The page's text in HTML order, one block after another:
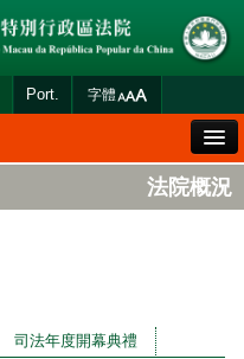
Port. 字體
法院概況
司法年度開幕典禮